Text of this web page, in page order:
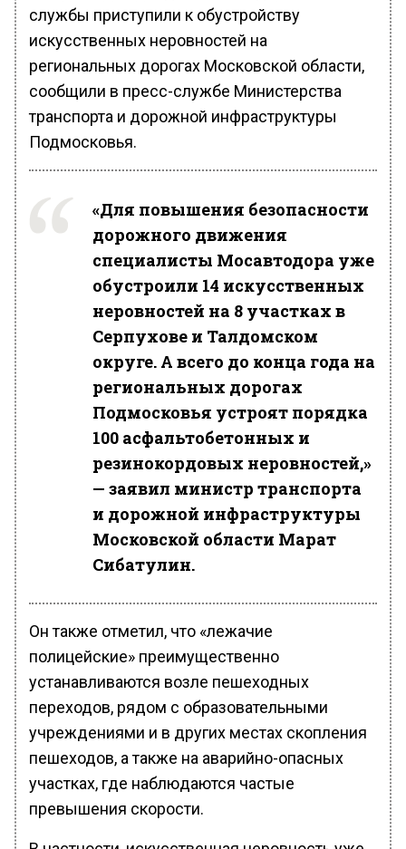
службы приступили к обустройству
искусственных неровностей на
региональных дорогах Московской области,
сообщили в пресс-службе Министерства
транспорта и дорожной инфраструктуры
Подмосковья.
«Для повышения безопасности
дорожного движения
специалисты Мосавтодора уже
обустроили 14 искусственных
неровностей на 8 участках в
Серпухове и Талдомском
округе. А всего до конца года на
региональных дорогах
Подмосковья устроят порядка
100 асфальтобетонных и
резинокордовых неровностей,»
— заявил министр транспорта
и дорожной инфраструктуры
Московской области Марат
Сибатулин.
Он также отметил, что «лежачие
полицейские» преимущественно
устанавливаются возле пешеходных
переходов, рядом с образовательными
учреждениями и в других местах скопления
пешеходов, а также на аварийно-опасных
участках, где наблюдаются частые
превышения скорости.